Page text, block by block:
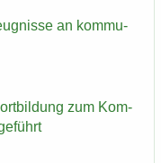
an kom­mu­
zum Kom­